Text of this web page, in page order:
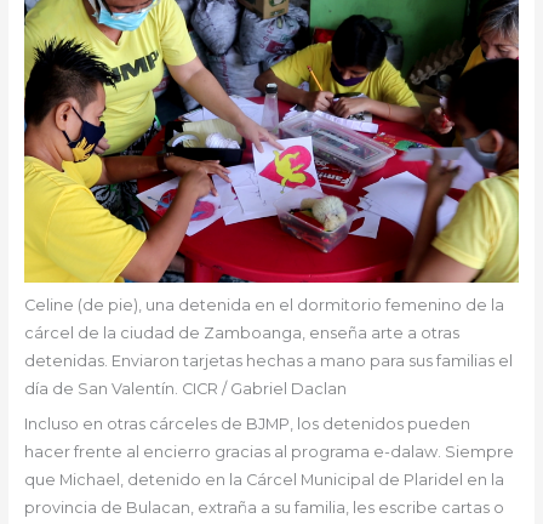
Celine (de pie), una detenida en el dormitorio femenino de la
cárcel de la ciudad de Zamboanga, enseña arte a otras
detenidas. Enviaron tarjetas hechas a mano para sus familias el
día de San Valentín. CICR / Gabriel Daclan
Incluso en otras cárceles de BJMP, los detenidos pueden
hacer frente al encierro gracias al programa e-dalaw. Siempre
que Michael, detenido en la Cárcel Municipal de Plaridel en la
provincia de Bulacan, extraña a su familia, les escribe cartas o